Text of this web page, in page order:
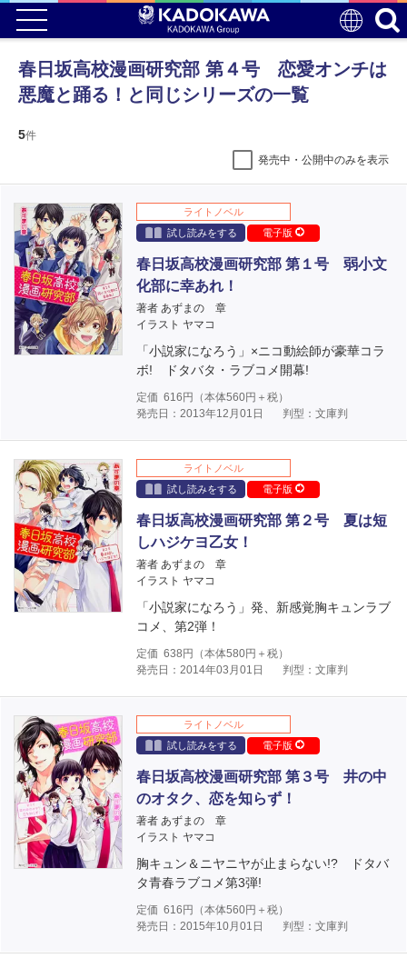
春日坂高校漫画研究部 第４号 恋愛オンチは
悪魔と踊る！と同じシリーズの一覧
5件
発売中・公開中のみを表示
ライトノベル
試し読みをする
電子版
春日坂高校漫画研究部 第１号 弱小文
化部に幸あれ！
著者 あずまの 章
イラスト ヤマコ
「小説家になろう」×ニコ動絵師が豪華コラ
ボ! ドタバタ・ラブコメ開幕!
定価 616 円（本体560円＋税）
発売日：2013年12月01日
判型：文庫判
ライトノベル
試し読みをする
電子版
春日坂高校漫画研究部 第２号 夏は短
しハジケヨ乙女！
著者 あずまの 章
イラスト ヤマコ
「小説家になろう」発、新感覚胸キュンラブ
コメ、第2弾！
定価 638 円（本体580円＋税）
発売日：2014年03月01日
判型：文庫判
ライトノベル
試し読みをする
電子版
春日坂高校漫画研究部 第３号 井の中
のオタク、恋を知らず！
著者 あずまの 章
イラスト ヤマコ
胸キュン＆ニヤニヤが止まらない!? ドタバ
タ青春ラブコメ第3弾!
定価 616 円（本体560円＋税）
発売日：2015年10月01日
判型：文庫判